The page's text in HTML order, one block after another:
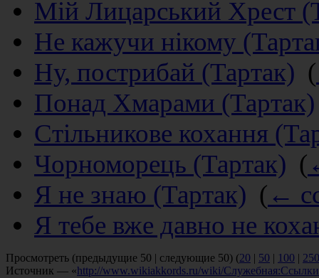
Мій Лицарський Хрест
Не кажучи нікому
Ну, пострибай (Тартак) (
Понад Хмарами (Тартак)
Стільникове кохання
Чорноморець (Тартак) (
Я не знаю (Тартак) ( ←
Я тебе вже давно не
Просмотреть (предыдущие 50 | следующие 50) (20 | 50 | 100 | 250
Источник — «http://www.wikiakkords.ru/wiki/